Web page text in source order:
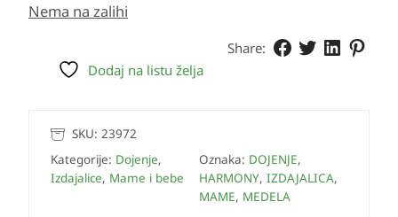
Nema na zalihi
Share:
Dodaj na listu želja
SKU: 23972
Kategorije: Dojenje,
Izdajalice, Mame i bebe
Oznaka: DOJENJE,
HARMONY, IZDAJALICA,
MAME, MEDELA